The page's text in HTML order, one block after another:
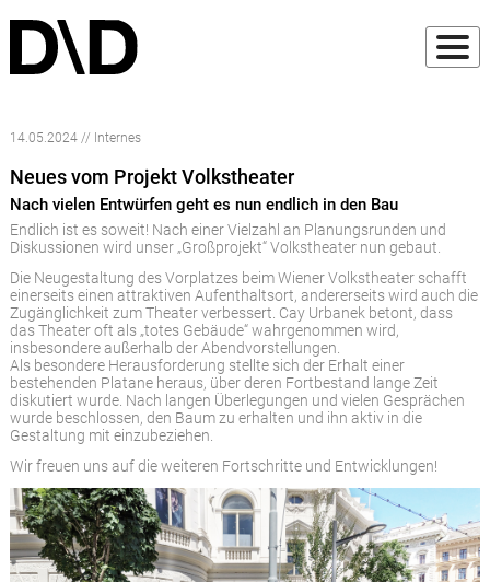
14.05.2024 // Internes
Neues vom Projekt Volkstheater
Nach vielen Entwürfen geht es nun endlich in den Bau
Endlich ist es soweit! Nach einer Vielzahl an Planungsrunden und
Diskussionen wird unser „Großprojekt“ Volkstheater nun gebaut.
Die Neugestaltung des Vorplatzes beim Wiener Volkstheater schafft
einerseits einen attraktiven Aufenthaltsort, andererseits wird auch die
Zugänglichkeit zum Theater verbessert. Cay Urbanek betont, dass
das Theater oft als „totes Gebäude“ wahrgenommen wird,
insbesondere außerhalb der Abendvorstellungen.
Als besondere Herausforderung stellte sich der Erhalt einer
bestehenden Platane heraus, über deren Fortbestand lange Zeit
diskutiert wurde. Nach langen Überlegungen und vielen Gesprächen
wurde beschlossen, den Baum zu erhalten und ihn aktiv in die
Gestaltung mit einzubeziehen.
Wir freuen uns auf die weiteren Fortschritte und Entwicklungen!